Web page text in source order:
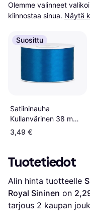
Olemme valinneet
kiinnostaa sinua. Näytä
Suosittu
Satiininauha
Kullanvärinen 38 mm
x 25 m
3,49 €
Tuotetiedot
Alin hinta tuotteelle
Royal Sininen on
tarjous 2 kaupan